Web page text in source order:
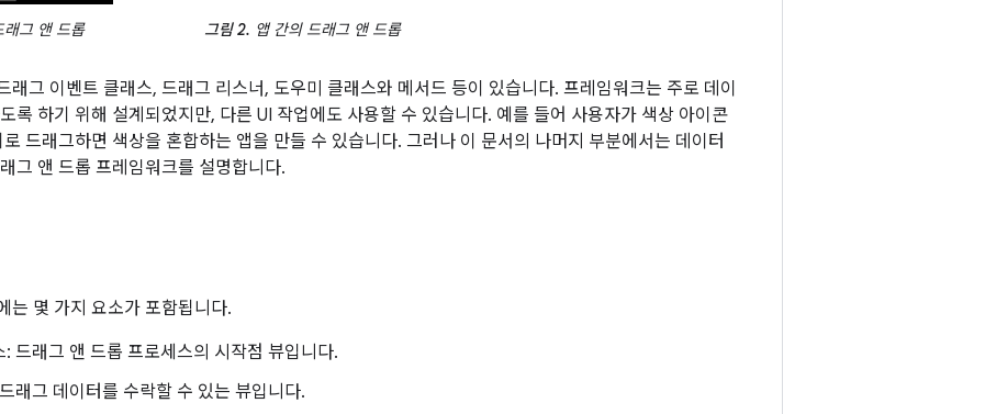
래그 앤 드롭 그림 2. 앱 간의 드래그 앤 드롭
래그 이벤트 클래스, 드래그 리스너, 도우미 클래스와 메서드 등이 있습니다. 프레임워크는 주로 데이
록 하기 위해 설계되었지만, 다른 UI 작업에도 사용할 수 있습니다. 예를 들어 사용자가 색상 아이콘
드래그하면 색상을 혼합하는 앱을 만들 수 있습니다. 그러나 이 문서의 나머지 부분에서는 데이터
그 앤 드롭 프레임워크를 설명합니다.
는 몇 가지 요소가 포함됩니다.
: 드래그 앤 드롭 프로세스의 시작점 뷰입니다.
래그 데이터를 수락할 수 있는 뷰입니다.